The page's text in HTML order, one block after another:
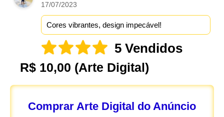
17/07/2023
Cores vibrantes, design impecável!
5 Vendidos
R$ 10,00 (Arte Digital)
Comprar Arte Digital do Anúncio